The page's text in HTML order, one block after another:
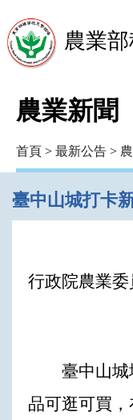
農業
農業新聞
首頁 > 最新公告 >
臺中山城打卡
行政院農業
臺中山城地
品可逛可買